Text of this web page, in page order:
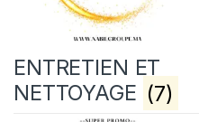
ENTRETIEN ET
NETTOYAGE (7)